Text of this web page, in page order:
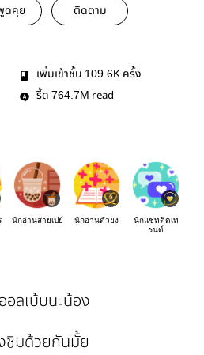
ดคุย ติดตาม
เพิ่มเข้าชั้น 109.6K ครั้ง
รี้ด 764.7M read
นักอ่านสายเปย์ นักอ่านตัวยง
นักแชทติดเท
รนด์
อลเบ้บนะน้อง
ชิมด้วยกันมั้ย